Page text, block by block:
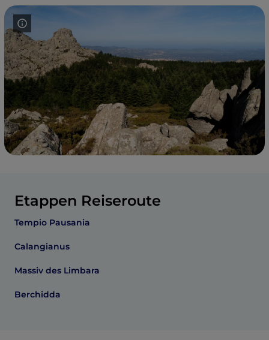
Etappen Reiseroute
Tempio Pausania
Calangianus
Massiv des Limbara
Berchidda